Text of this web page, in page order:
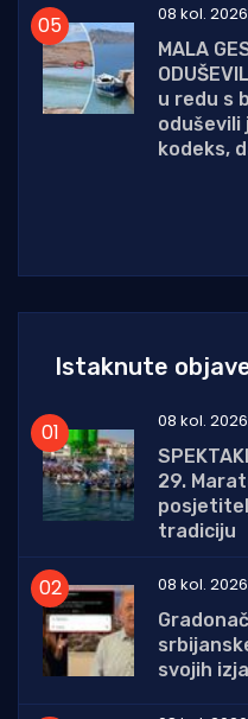
08 kol. 2026
MALA
u redu s
oduševili
kodeks,
Istaknute
08 kol. 2026
29.
tradiciju
08 kol. 2026
svojih